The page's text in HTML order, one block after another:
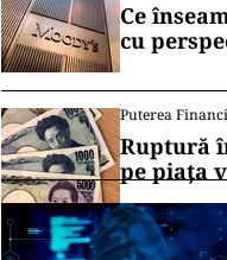
Ce
cu
Puterea
Ruptură
pe piața